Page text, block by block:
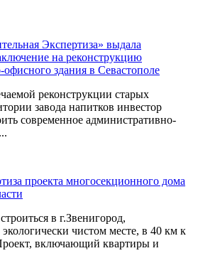
Экспертиза» выдала
на реконструкцию
здания в Севастополе
реконструкции старых
завода напитков инвестор
современное административно-
проекта многосекционного дома
в г.Звенигород,
чистом месте, в 40 км к
включающий квартиры и